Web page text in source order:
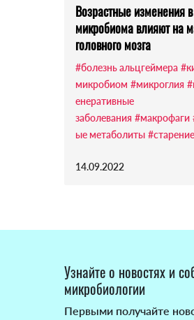
Возрастные изменения в
микробиома влияют на
головного мозга
#болезнь альцгеймера
микробиом #микроглия
енеративные
заболевания #макрофаги
ые метаболиты #старение
14.09.2022
Узнайте о новостях и
микробиологии
Первыми получайте